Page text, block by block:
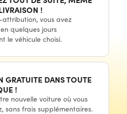
!
attribution,vous avez
en quelquesjours
le véhiculechoisi.
GRATUITE DANS TOUTE
!
nouvelle voiture où vous
sans frais supplémentaires.